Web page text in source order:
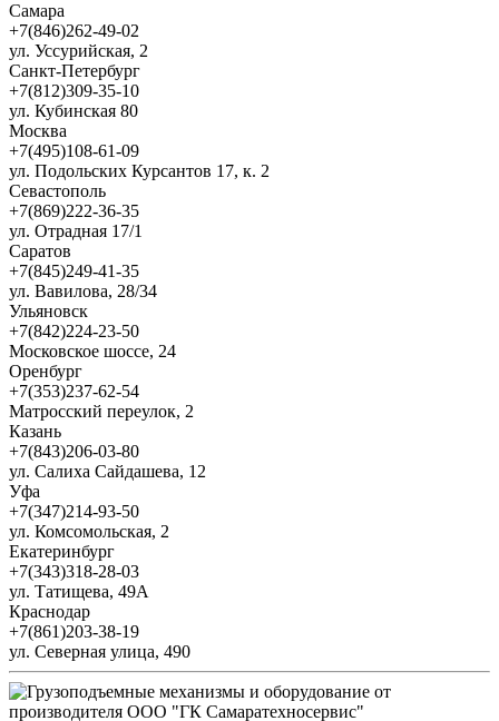
Самара
+7(846)262-49-02
ул. Уссурийская, 2
Санкт-Петербург
+7(812)309-35-10
ул. Кубинская 80
Москва
+7(495)108-61-09
ул. Подольских Курсантов 17, к. 2
Севастополь
+7(869)222-36-35
ул. Отрадная 17/1
Саратов
+7(845)249-41-35
ул. Вавилова, 28/34
Ульяновск
+7(842)224-23-50
Московское шоссе, 24
Оренбург
+7(353)237-62-54
Матросский переулок, 2
Казань
+7(843)206-03-80
ул. Салиха Сайдашева, 12
Уфа
+7(347)214-93-50
ул. Комсомольская, 2
Екатеринбург
+7(343)318-28-03
ул. Татищева, 49А
Краснодар
+7(861)203-38-19
ул. Северная улица, 490